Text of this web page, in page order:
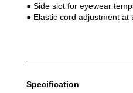
● Side slot for eyewear
● Elastic cord adjustment at
Specification